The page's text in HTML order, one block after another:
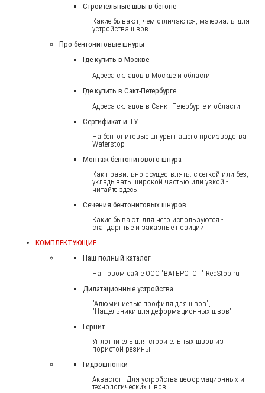
Строительные швы в бетоне
Какие бывают, чем отличаются, материалы для
устройства швов
Про бентонитовые шнуры
Где купить в Москве
Адреса складов в Москве и области
Где купить в Сакт-Петербурге
Адреса складов в Санкт-Петербурге и области
Сертификат и ТУ
На бентонитовые шнуры нашего производства
Waterstop
Монтаж бентонитового шнура
Как правильно осуществлять: с сеткой или без,
укладывать широкой частью или узкой -
читайте здесь.
Сечения бентонитовых шнуров
Какие бывают, для чего используются -
стандартные и заказные позиции
КОМПЛЕКТУЮЩИЕ
Наш полный каталог
На новом сайте ООО "ВАТЕРСТОП" RedStop.ru
Дилатационные устройства
"Алюминиевые профиля для швов",
"Нащельники для деформационных швов"
Гернит
Уплотнитель для строительных швов из
пористой резины
Гидрошпонки
Аквастоп. Для устройства деформационных и
технологических швов